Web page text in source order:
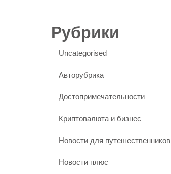
Рубрики
Uncategorised
Авторубрика
Достопримечательности
Криптовалюта и бизнес
Новости для путешественников
Новости плюс